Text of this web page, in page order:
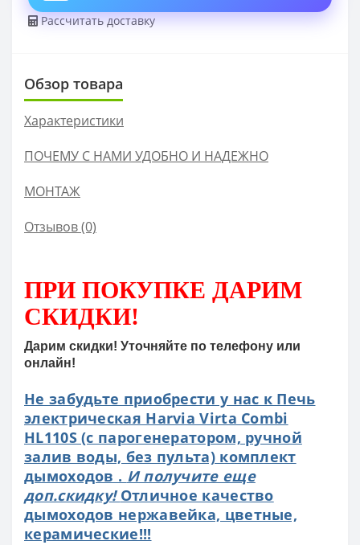
Рассчитать доставку
Обзор товара
Характеристики
ПОЧЕМУ С НАМИ УДОБНО И НАДЕЖНО
МОНТАЖ
Отзывов (0)
ПРИ ПОКУПКЕ ДАРИМ
СКИДКИ!
Дарим скидки! Уточняйте по телефону или
онлайн!
Не забудьте приобрести у нас к Печь
электрическая Harvia Virta Combi
HL110S (с парогенератором, ручной
залив воды, без пульта) комплект
дымоходов . И получите еще
доп.скидку!Отличное качество
дымоходов нержавейка, цветные,
керамические!!!